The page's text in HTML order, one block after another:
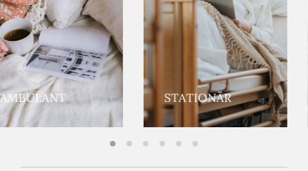
STATIONÄR KINDER